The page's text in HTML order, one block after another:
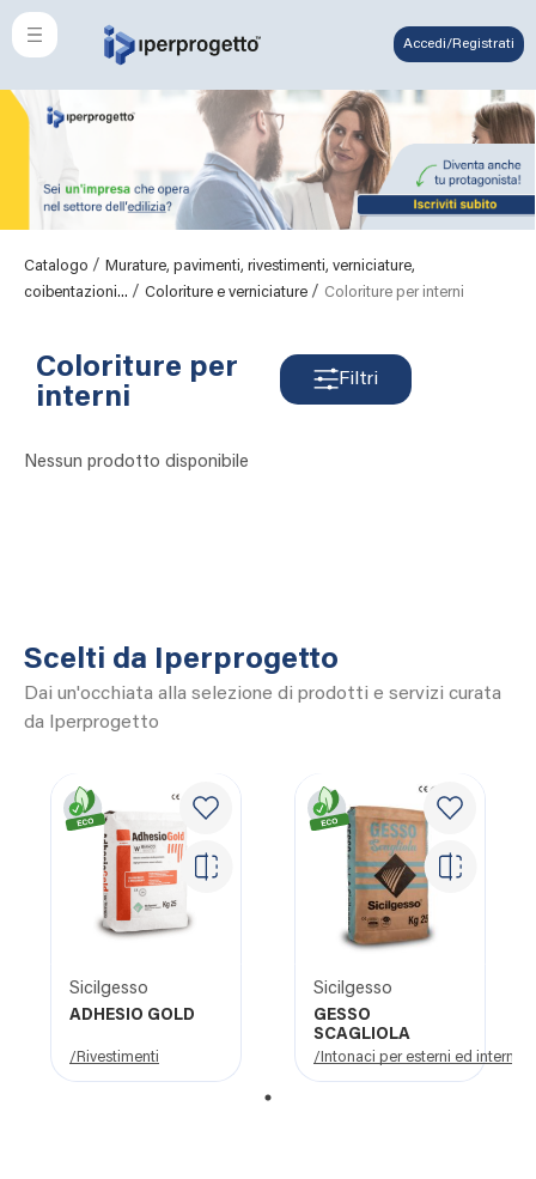
Accedi/Registrati
Catalogo / Murature, pavimenti, rivestimenti, verniciature,
coibentazioni... / Coloriture e verniciature / Coloriture per interni
Coloriture per
interni
Filtri
Nessun prodotto disponibile
Scelti da Iperprogetto
Dai un'occhiata alla selezione di prodotti e servizi curata
da Iperprogetto
Sicilgesso
ADHESIO GOLD
/Rivestimenti
Sicilgesso
GESSO
SCAGLIOLA
/Intonaci per esterni ed interni
1